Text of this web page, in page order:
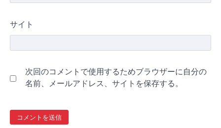
サイト
次回のコメントで使用するためブラウザーに自分の
名前、メールアドレス、サイトを保存する。